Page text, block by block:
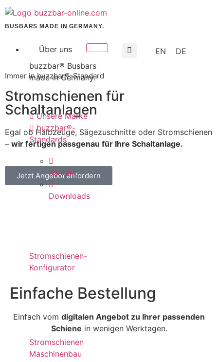
BUSBARS MADE IN GERMANY.
Über uns
buzzbar® Busbars
made in Germany.
Unsere Marke
buzzbar®-
Standards
Kontakt
Downloads
Stromschienen-
Konfigurator
Stromschienen
Maschinenbau
EN DE
Immer in buzzbar®-Standard
Stromschienen für
Schaltanlagen
Egal ob Halbzeuge, Sägezuschnitte oder Stromschienen
– wir fertigen passgenau für Ihre Schaltanlage.
Jetzt Angebot anfordern
Einfache Bestellung
Einfach vom digitalen Angebot zu Ihrer passenden
Schiene in wenigen Werktagen.